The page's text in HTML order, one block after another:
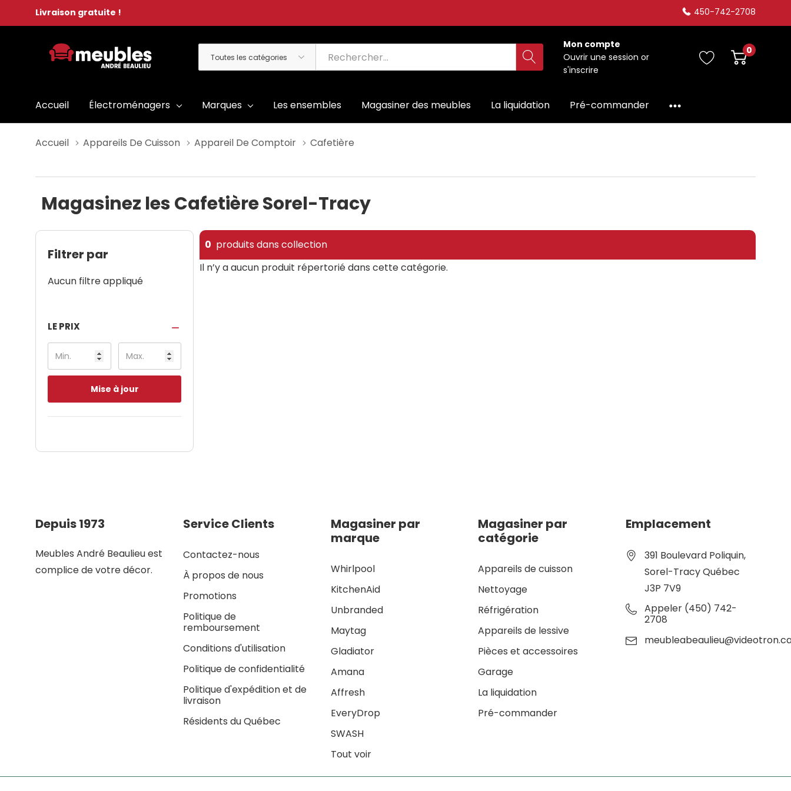
Livraison gratuite ! 450-742-2708
Toutes
les
Rechercher
Mon compte
Ouvrir une session or
s'inscrire
0
Accueil Électroménagers Marques Les ensembles Magasiner des meubles La liquidation Pré-commander
Accueil Appareils De Cuisson Appareil De Comptoir Cafetière
Magasinez les Cafetière Sorel-Tracy
Filtrer par
Aucun filtre appliqué
LE PRIX
Mise à jour
0 produits dans collection
Il n’y a aucun produit répertorié dans cette catégorie.
Depuis 1973
Meubles André Beaulieu est
complice de votre décor.
Service Clients
Contactez-nous
À propos de nous
Promotions
Politique de
remboursement
Conditions d'utilisation
Politique de confidentialité
Politique d'expédition et de
livraison
Résidents du Québec
Magasiner par
marque
Whirlpool
KitchenAid
Unbranded
Maytag
Gladiator
Amana
Affresh
EveryDrop
SWASH
Tout voir
Magasiner par
catégorie
Appareils de cuisson
Nettoyage
Réfrigération
Appareils de lessive
Pièces et accessoires
Garage
La liquidation
Pré-commander
Emplacement
391 Boulevard Poliquin,
Sorel-Tracy Québec
J3P 7V9
Appeler (450) 742-
2708